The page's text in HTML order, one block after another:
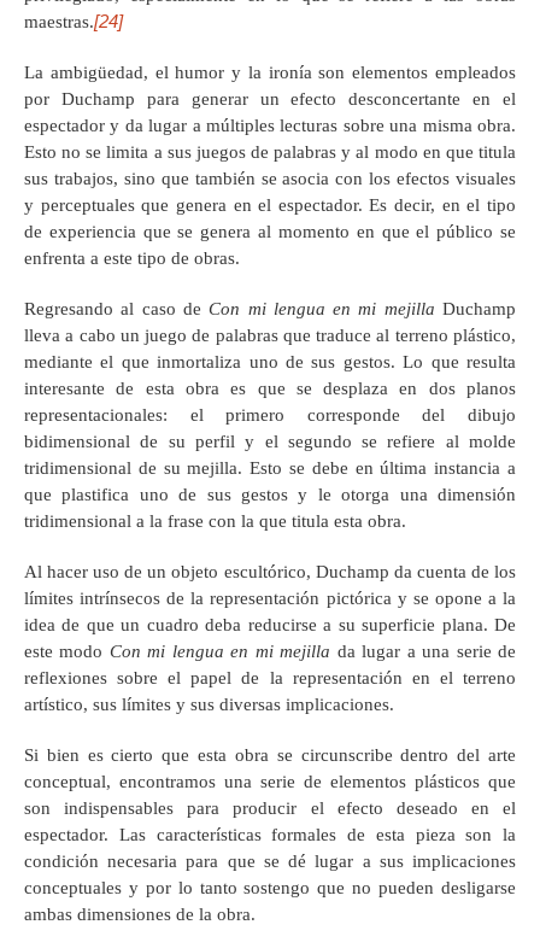
maestras.[24]
La ambigüedad, el humor y la ironía son elementos empleados
por Duchamp para generar un efecto desconcertante en el
espectador y da lugar a múltiples lecturas sobre una misma obra.
Esto no se limita a sus juegos de palabras y al modo en que titula
sus trabajos, sino que también se asocia con los efectos visuales
y perceptuales que genera en el espectador. Es decir, en el tipo
de experiencia que se genera al momento en que el público se
enfrenta a este tipo de obras.
Regresando al caso de Con mi lengua en mi mejilla Duchamp
lleva a cabo un juego de palabras que traduce al terreno plástico,
mediante el que inmortaliza uno de sus gestos. Lo que resulta
interesante de esta obra es que se desplaza en dos planos
representacionales: el primero corresponde del dibujo
bidimensional de su perfil y el segundo se refiere al molde
tridimensional de su mejilla. Esto se debe en última instancia a
que plastifica uno de sus gestos y le otorga una dimensión
tridimensional a la frase con la que titula esta obra.
Al hacer uso de un objeto escultórico, Duchamp da cuenta de los
límites intrínsecos de la representación pictórica y se opone a la
idea de que un cuadro deba reducirse a su superficie plana. De
este modo Con mi lengua en mi mejilla da lugar a una serie de
reflexiones sobre el papel de la representación en el terreno
artístico, sus límites y sus diversas implicaciones.
Si bien es cierto que esta obra se circunscribe dentro del arte
conceptual, encontramos una serie de elementos plásticos que
son indispensables para producir el efecto deseado en el
espectador. Las características formales de esta pieza son la
condición necesaria para que se dé lugar a sus implicaciones
conceptuales y por lo tanto sostengo que no pueden desligarse
ambas dimensiones de la obra.